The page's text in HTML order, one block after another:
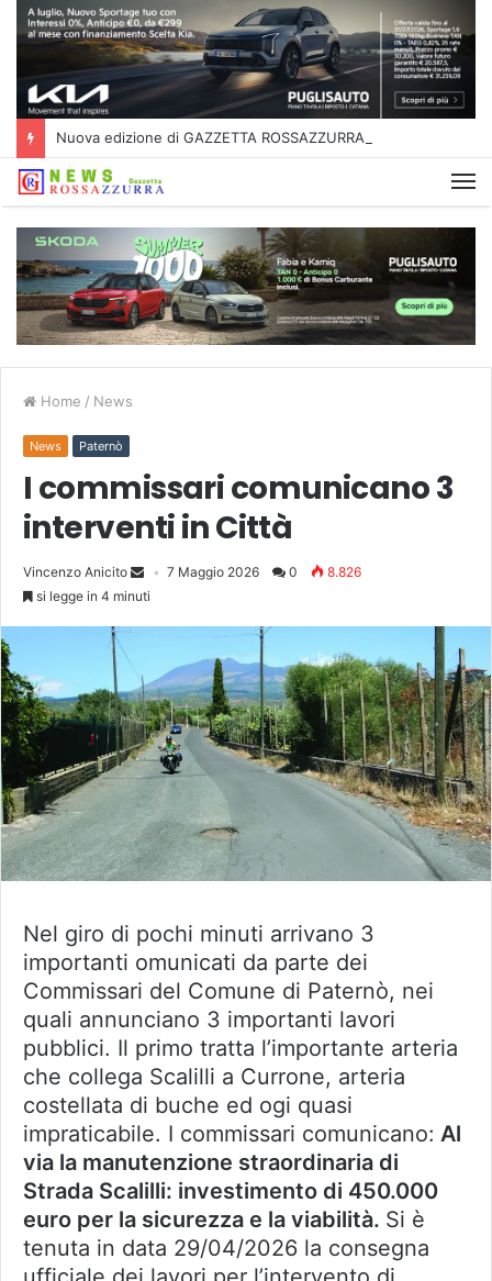
Nuova edizione di GAZZETTA ROSSAZZURRA
Home / News
News Paternò
I commissari comunicano 3
interventi in Città
Vincenzo Anicito 7 Maggio 2026 0
8.826
si legge in 4 minuti
Nel giro di pochi minuti arrivano 3
importanti omunicati da parte dei
Commissari del Comune di Paternò, nei
quali annunciano 3 importanti lavori
pubblici. Il primo tratta l’importante arteria
che collega Scalilli a Currone, arteria
costellata di buche ed ogi quasi
impraticabile. I commissari comunicano: Al
via la manutenzione straordinaria di
Strada Scalilli: investimento di 450.000
euro per la sicurezza e la viabilità. Si è
tenuta in data 29/04/2026 la consegna